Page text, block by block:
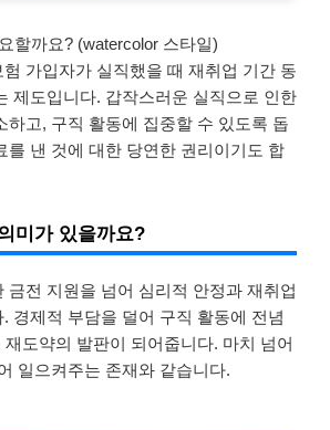
가입자가 실직했을 때 재취업 기간 동
제도입니다. 갑작스러운 실직으로 인한
하고, 구직 활동에 집중할 수 있도록 돕
를 낸 것에 대한 당연한 권리이기도 합
미가 있을까요?
금전 지원을 넘어 심리적 안정과 재취업
경제적 부담을 덜어 구직 활동에 전념
도약의 발판이 되어줍니다. 마치 넘어
일으켜주는 존재와 같습니다.